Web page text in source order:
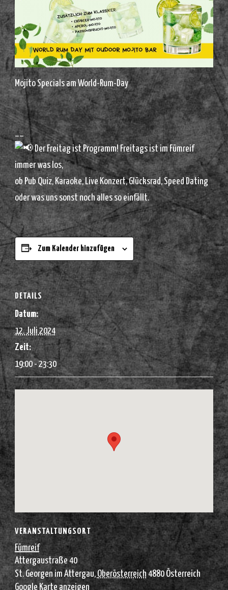
Mojito Specials am World-Rum-Day
__
Der Freitag ist Programm! Freitags ist im Fümreif
immer was los,
ob Pub Quiz, Karaoke, Live Konzert, Glücksrad, Speed Dating
oder was uns sonst noch alles so einfällt.
Zum Kalender hinzufügen
DETAILS
Datum:
12. Juli 2024
Zeit:
19:00 - 23:30
VERANSTALTUNGSORT
Fümreif
Attergaustraße 40
St. Georgen im Attergau, Oberösterreich 4880 Österreich
Google Karte anzeigen